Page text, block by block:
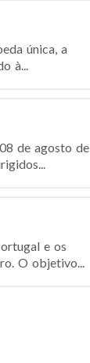
única, a
à...
de agosto de
e os
O objetivo...